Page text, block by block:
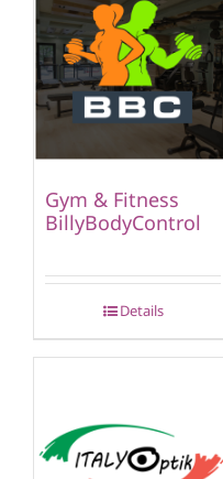
Gym & Fitness
BillyBodyControl
Details